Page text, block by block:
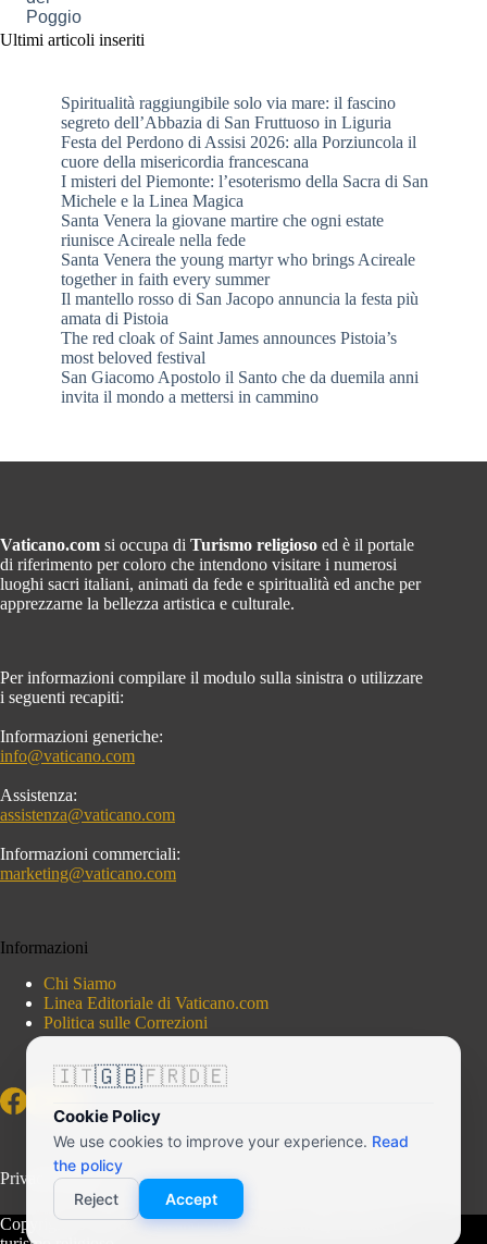
Ultimi articoli inseriti
Spiritualità raggiungibile solo via mare: il fascino
segreto dell’Abbazia di San Fruttuoso in Liguria
Festa del Perdono di Assisi 2026: alla Porziuncola il
cuore della misericordia francescana
I misteri del Piemonte: l’esoterismo della Sacra di San
Michele e la Linea Magica
Santa Venera la giovane martire che ogni estate
riunisce Acireale nella fede
Santa Venera the young martyr who brings Acireale
together in faith every summer
Il mantello rosso di San Jacopo annuncia la festa più
amata di Pistoia
The red cloak of Saint James announces Pistoia’s
most beloved festival
San Giacomo Apostolo il Santo che da duemila anni
invita il mondo a mettersi in cammino
Vaticano.com si occupa di Turismo religioso ed è il portale
di riferimento per coloro che intendono visitare i numerosi
luoghi sacri italiani, animati da fede e spiritualità ed anche per
apprezzarne la bellezza artistica e culturale.
Per informazioni compilare il modulo sulla sinistra o utilizzare
i seguenti recapiti:
Informazioni generiche:
info@vaticano.com
Assistenza:
assistenza@vaticano.com
Informazioni commerciali:
marketing@vaticano.com
Informazioni
Chi Siamo
Linea Editoriale di Vaticano.com
Politica sulle Correzioni
Privacy Policy
Copyright © 2026 - Vaticano.com - Portale indipendente di
🇮🇹🇬🇧🇫🇷🇩🇪
Cookie Policy
We use cookies to improve your experience. Read
the policy
Reject
Accept